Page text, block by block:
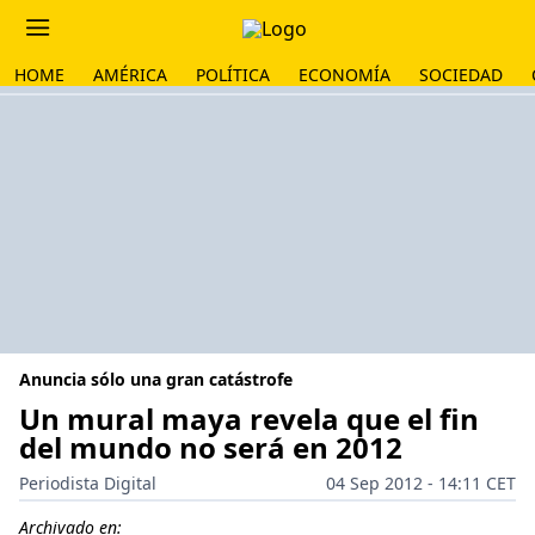
HOME AMÉRICA POLÍTICA ECONOMÍA SOCIEDAD
Anuncia sólo una gran catástrofe
Un mural maya revela que el fin
del mundo no será en 2012
Periodista Digital
04 Sep 2012 - 14:11 CET
Archivado en: